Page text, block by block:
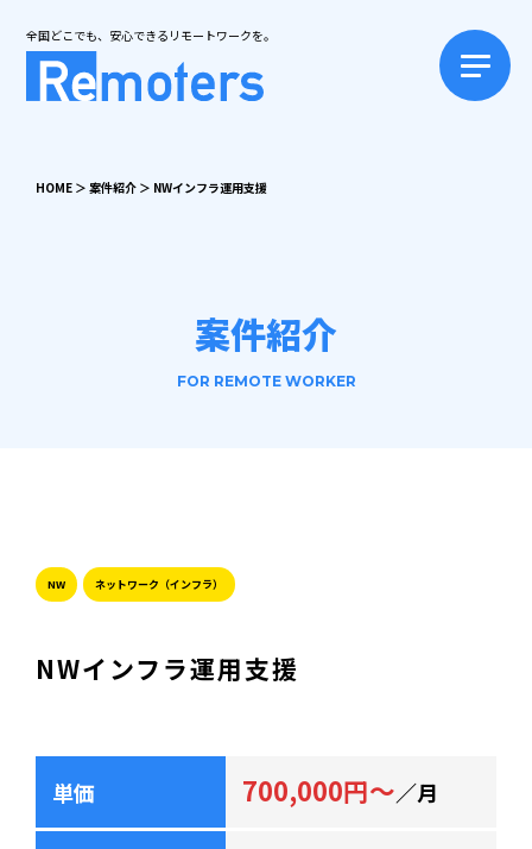
全国どこでも、安心できるリモートワークを。
HOME ＞ 案件紹介 ＞ NWインフラ運用支援
案件紹介
FOR REMOTE WORKER
NW ネットワーク（インフラ）
NWインフラ運用支援
単価 700,000円～／月